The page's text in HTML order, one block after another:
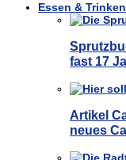
Essen & Trinken
fast 17
Artikel
neues